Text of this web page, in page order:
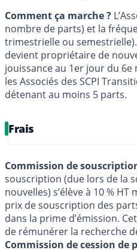
Comment ça marche ?
nombre de parts) et la
trimestrielle ou
devient propriétaire de
jouissance au 1er jour du
les Associés des SCPI
détenant au moins 5 parts.
Frais
Commission de
souscription (due lors de la
nouvelles) s’élève à 10 %
prix de souscription des
dans la prime d’émission.
de rémunérer la recherche
Commission de cession de